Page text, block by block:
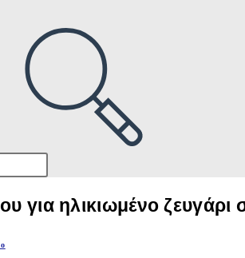
για ηλικιωμένο ζευγάρι